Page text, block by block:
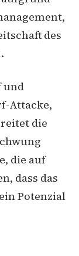
des
und
Attacke,
die
die auf
dass das
Potenzial